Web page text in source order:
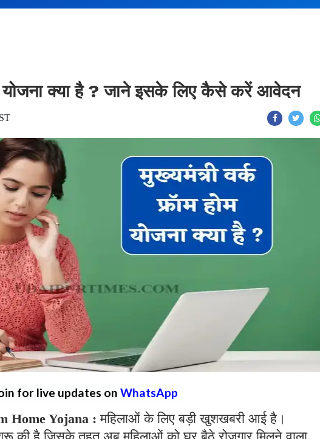
योजना क्या है ? जाने इसके लिए कैसे करें आवेदन
for live updates on WhatsApp
Home Yojana : महिलाओं के लिए बड़ी खुशखबरी आई है।